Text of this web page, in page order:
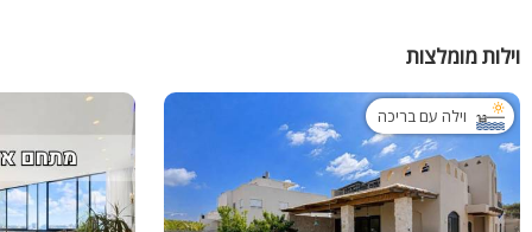
וילות מומלצות
וילה עם בריכה